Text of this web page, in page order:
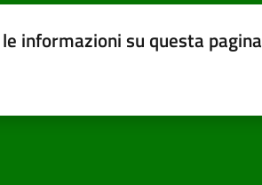
informazioni su questa